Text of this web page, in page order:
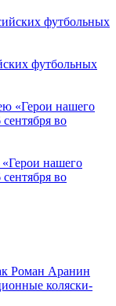
футбольных
нашего
во